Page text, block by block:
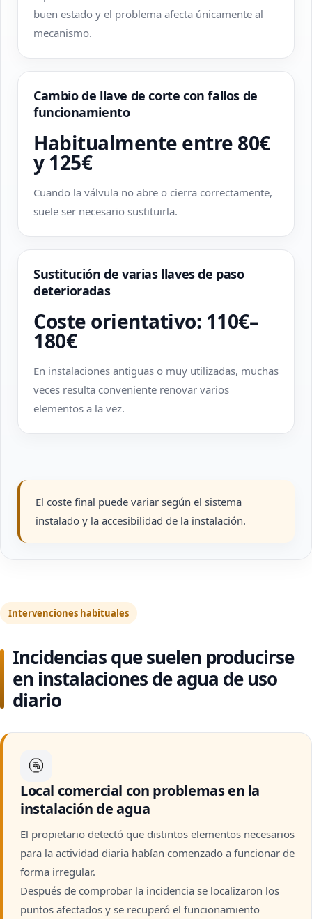
buen estado y el problema afecta únicamente al
mecanismo.
Cambio de llave de corte con fallos de
funcionamiento
Habitualmente entre 80€
y 125€
Cuando la válvula no abre o cierra correctamente,
suele ser necesario sustituirla.
Sustitución de varias llaves de paso
deterioradas
Coste orientativo: 110€–
180€
En instalaciones antiguas o muy utilizadas, muchas
veces resulta conveniente renovar varios
elementos a la vez.
El coste final puede variar según el sistema
instalado y la accesibilidad de la instalación.
Intervenciones habituales
Incidencias que suelen producirse
en instalaciones de agua de uso
diario
🚰
Local comercial con problemas en la
instalación de agua
El propietario detectó que distintos elementos necesarios
para la actividad diaria habían comenzado a funcionar de
forma irregular.
Después de comprobar la incidencia se localizaron los
puntos afectados y se recuperó el funcionamiento